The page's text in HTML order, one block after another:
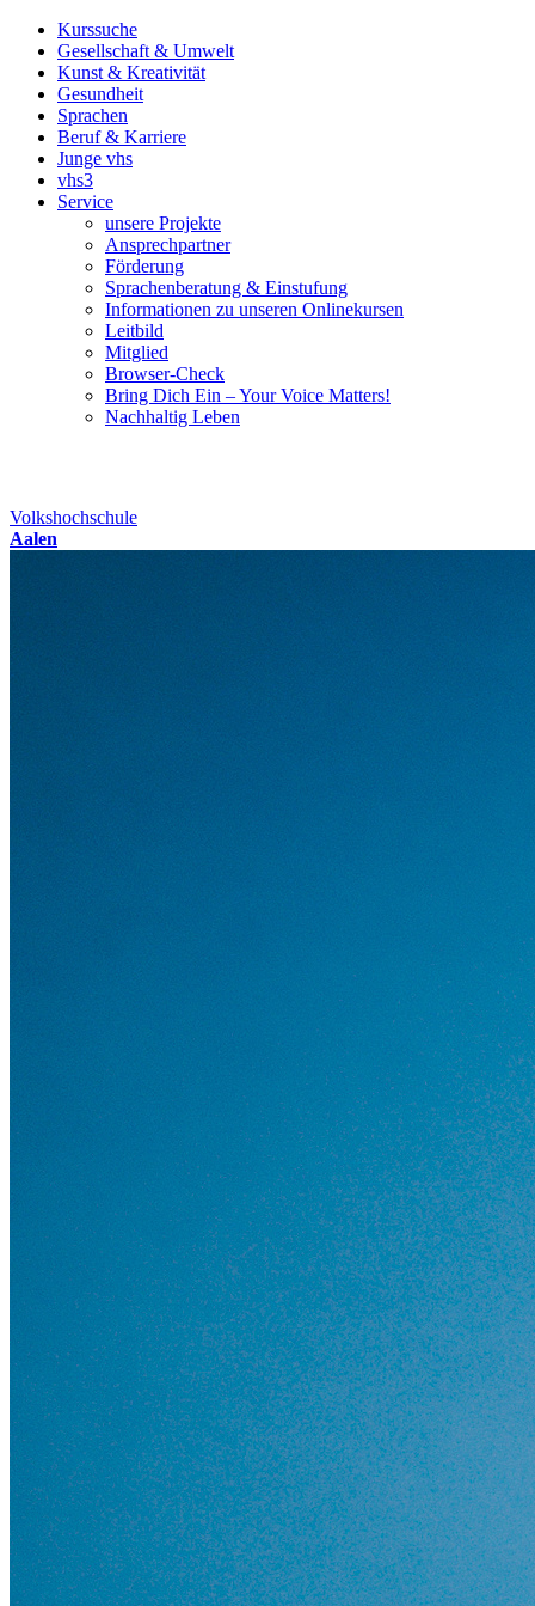
Kurssuche
Gesellschaft & Umwelt
Kunst & Kreativität
Gesundheit
Sprachen
Beruf & Karriere
Junge vhs
vhs3
Service
unsere Projekte
Ansprechpartner
Förderung
Sprachenberatung & Einstufung
Informationen zu unseren Onlinekursen
Leitbild
Mitglied
Browser-Check
Bring Dich Ein – Your Voice Matters!
Nachhaltig Leben
Volkshochschule
Aalen